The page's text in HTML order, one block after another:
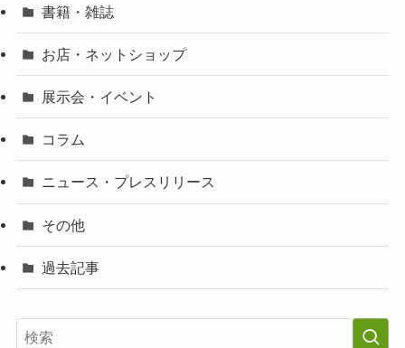
書籍・雑誌
お店・ネットショップ
展示会・イベント
コラム
ニュース・プレスリリース
その他
過去記事